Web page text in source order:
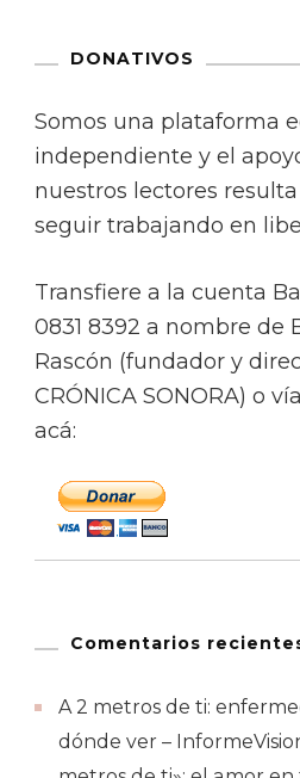
DONATIVOS
Somos una plataforma
independiente y el
nuestros lectores
seguir trabajando en
Transfiere a la cuenta
0831 8392 a nombre de
Rascón (fundador y
CRÓNICA SONORA) o
acá:
Comentarios
A 2 metros de ti:
dónde ver –